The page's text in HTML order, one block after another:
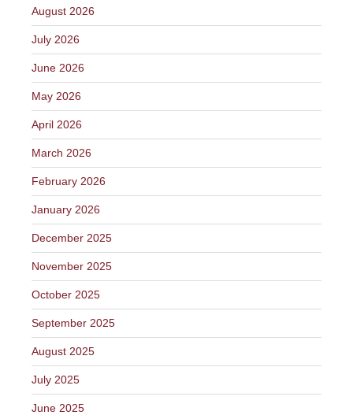
August 2026
July 2026
June 2026
May 2026
April 2026
March 2026
February 2026
January 2026
December 2025
November 2025
October 2025
September 2025
August 2025
July 2025
June 2025